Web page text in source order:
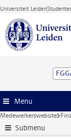
Ga direct naar de
Universiteit Leiden
Menu
Medewerkerswebsite
Submenu